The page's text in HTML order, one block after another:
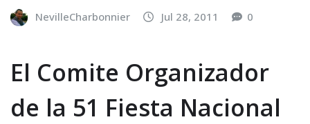
NevilleCharbonnier Jul 28, 2011 0
El Comite Organizador
de la 51 Fiesta Nacional